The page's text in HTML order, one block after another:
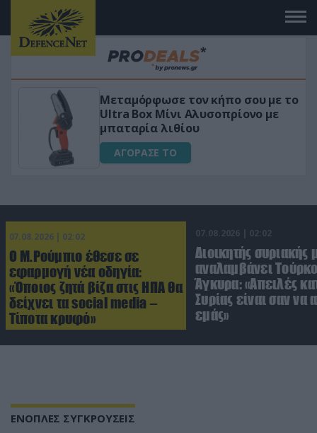
«Μαγική» φόρμουλα τριβόλι + VIP
για αύξηση της λίμπιντο
ΑΓΟΡΑΣΕ ΤΟ
07.08.2026 | 02:02
Ο Μ.Ρούμπιο έθεσε σε
εφαρμογή νέα οδηγία:
«Όποιος ζητά βίζα στις ΗΠΑ θα
δείχνει τα social media –
Τίποτα κρυφό»
07.08.2026 | 02:02
Διοικητής συριακής
αναλαμβάνει
Άγκυρα: «Απειλές
Συρίας είναι σαν να
εμάς»
ΕΝΟΠΛΕΣ ΣΥΓΚΡΟΥΣΕΙΣ